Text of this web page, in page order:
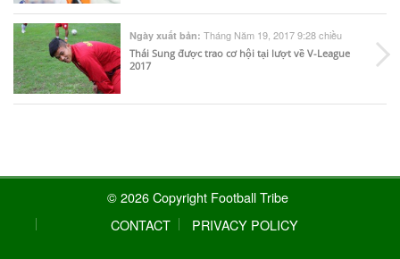
Ngày xuất bản: Tháng Năm 19, 2017 9:28 chiều
Thái Sung được trao cơ hội tại lượt về V-League
2017
© 2026 Copyright Football Tribe
CONTACT
PRIVACY POLICY